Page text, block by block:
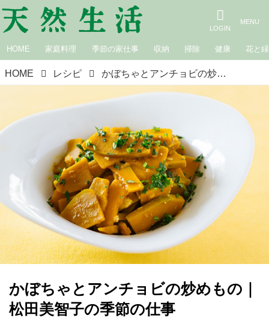
HOME 家庭料理 季節の家仕事 収納 掃除 健康 花と緑
HOME レシピ かぼちゃとアンチョビの炒めもの｜松田美智子の季節の仕事
かぼちゃとアンチョビの炒めもの｜
松田美智子の季節の仕事